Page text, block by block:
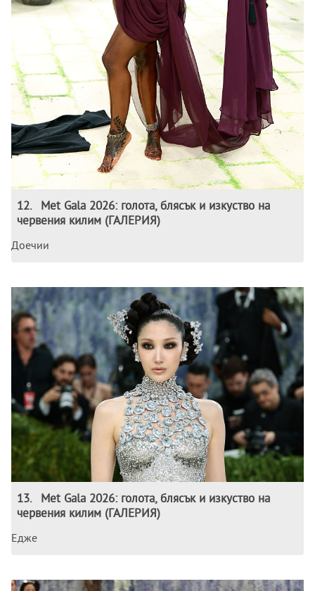
12.
Met Gala 2026: голота, блясък и изкуство на
червения килим (ГАЛЕРИЯ)
Доечии
13.
Met Gala 2026: голота, блясък и изкуство на
червения килим (ГАЛЕРИЯ)
Едже